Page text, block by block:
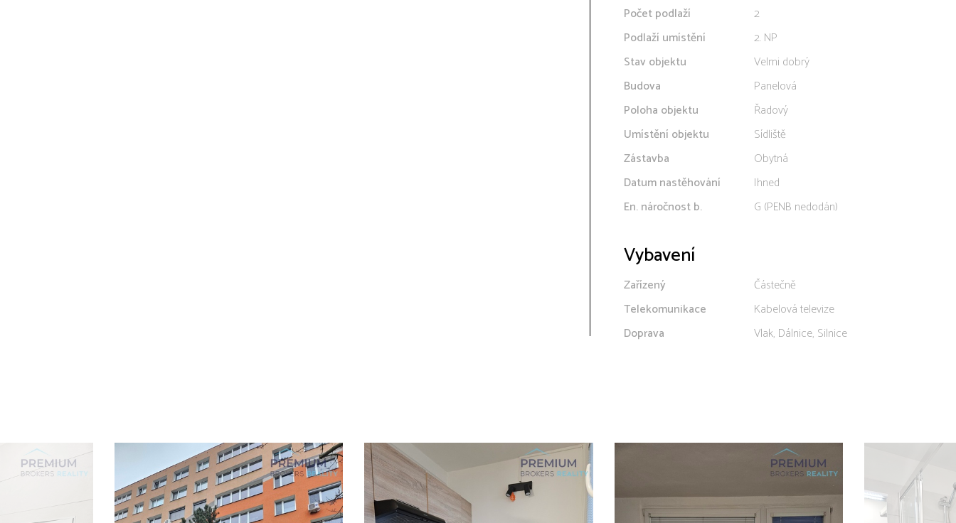
Počet podlaží
2
Podlaží umístění
2. NP
Stav objektu
Velmi dobrý
Budova
Panelová
Poloha objektu
Řadový
Umístění objektu
Sídliště
Zástavba
Obytná
Datum nastěhování
Ihned
En. náročnost b.
G (PENB nedodán)
Vybavení
Zařízený
Částečně
Telekomunikace
Kabelová televize
Doprava
Vlak, Dálnice, Silnice